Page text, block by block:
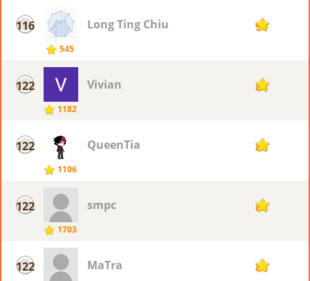
116
545
Long Ting Chiu 90
122
1182
Vivian 88
122
1106
QueenTia 88
122
1703
smpc 88
122 MaTra 88